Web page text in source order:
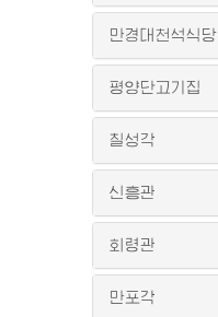
만경대천석식당
평양단고기집
칠성각
신흥관
회령관
만포각